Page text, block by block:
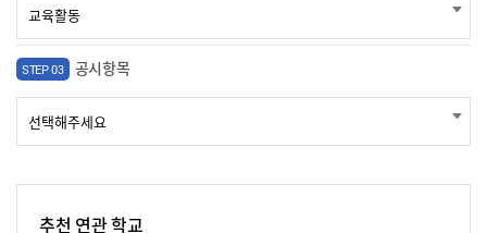
STEP 03 공시항목
추천 연관 학교